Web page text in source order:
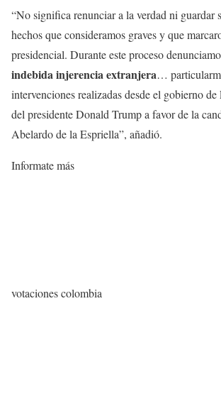
“No significa renunciar a la verdad ni guardar
hechos que consideramos graves y que
presidencial. Durante este proceso
indebida injerencia extranjera…
intervenciones realizadas desde el gobierno
del presidente Donald Trump a favor de la
Abelardo de la Espriella”, añadió.
Informate más
votaciones colombia